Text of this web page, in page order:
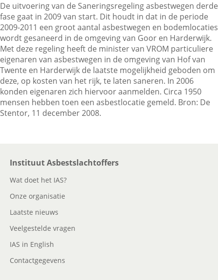
Veelgestelde vragen
Contactgegevens
Zoeken
De uitvoering van de Saneringsregeling asbestwegen derde
fase gaat in 2009 van start. Dit houdt in dat in de periode
2009-2011 een groot aantal asbestwegen en bodemlocaties
wordt gesaneerd in de omgeving van Goor en Harderwijk.
Met deze regeling heeft de minister van VROM particuliere
eigenaren van asbestwegen in de omgeving van Hof van
Twente en Harderwijk de laatste mogelijkheid geboden om
deze, op kosten van het rijk, te laten saneren. In 2006
konden eigenaren zich hiervoor aanmelden. Circa 1950
mensen hebben toen een asbestlocatie gemeld. Bron: De
Stentor, 11 december 2008.
Instituut Asbestslachtoffers
Wat doet het IAS?
Onze organisatie
Laatste nieuws
Veelgestelde vragen
IAS in English
Contactgegevens